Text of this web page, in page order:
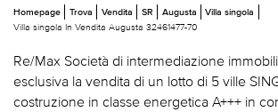
Homepage Trova Vendita SR Augusta
Villa singola
Villa singola In Vendita Augusta 32461477-70
Re/Max Società di intermediazione
esclusiva la vendita di un lotto di 5 ville
costruzione in classe energetica A+++ in